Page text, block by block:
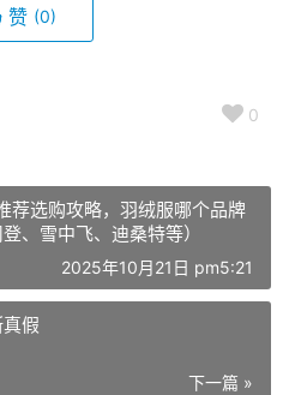
赞 (0)
0
荐选购攻略，羽绒服哪个品牌
、雪中飞、迪桑特等）
2025年10月21日 pm5:21
假
下一篇 »